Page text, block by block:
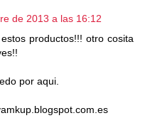
de 2013 a las 16:12
productos!!! otro cosita
por aqui.